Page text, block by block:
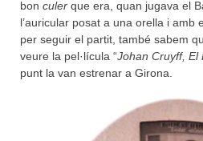
bon culer que era, quan jugava el
l’auricular posat a una orella i amb
per seguir el partit, també sabem
veure la pel·lícula “Johan Cruyff, El
punt la van estrenar a Girona.